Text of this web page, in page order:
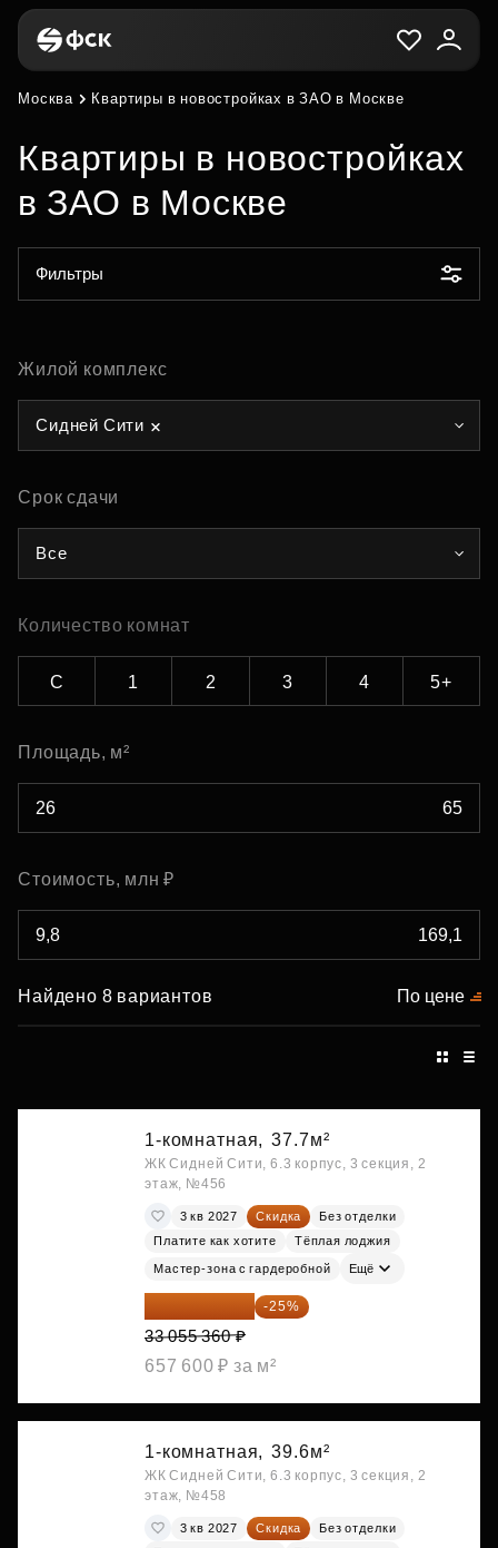
Москва Квартиры в новостройках в ЗАО в Москве
Квартиры в новостройках
в ЗАО в Москве
Фильтры
Жилой комплекс
Сидней Сити
Срок сдачи
Все
Количество комнат
С 1 2 3 4 5+
Площадь, м²
Стоимость, млн ₽
Найдено 8 вариантов По цене
1-комнатная, 37.7м²
ЖК Сидней Сити, 6.3 корпус, 3 секция, 2
этаж, №456
3 кв 2027 Скидка
Без отделки
Платите как хотите
Тёплая лоджия
Мастер-зона с гардеробной Ещё
24 791 520 ₽ -25%
33 055 360 ₽
657 600 ₽ за м²
1-комнатная, 39.6м²
ЖК Сидней Сити, 6.3 корпус, 3 секция, 2
этаж, №458
3 кв 2027 Скидка
Без отделки